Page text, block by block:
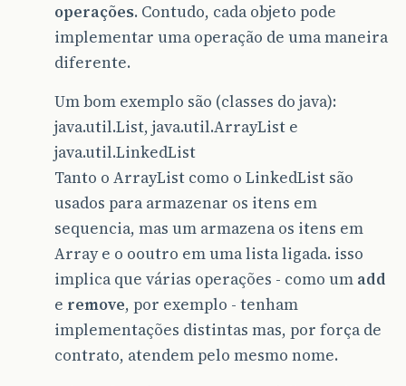
operações. Contudo, cada objeto pode
implementar uma operação de uma maneira
diferente.
Um bom exemplo são (classes do java):
java.util.List, java.util.ArrayList e
java.util.LinkedList
Tanto o ArrayList como o LinkedList são
usados para armazenar os itens em
sequencia, mas um armazena os itens em
Array e o ooutro em uma lista ligada. isso
implica que várias operações - como um add
e remove, por exemplo - tenham
implementações distintas mas, por força de
contrato, atendem pelo mesmo nome.